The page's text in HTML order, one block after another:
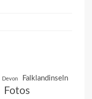
Devon Falklandinseln
Fotos